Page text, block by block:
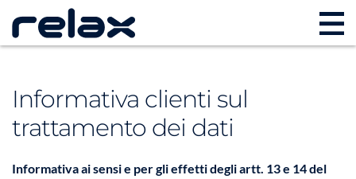
Informativa clienti sul
trattamento dei dati
Informativa ai sensi e per gli effetti degli artt. 13 e 14 del